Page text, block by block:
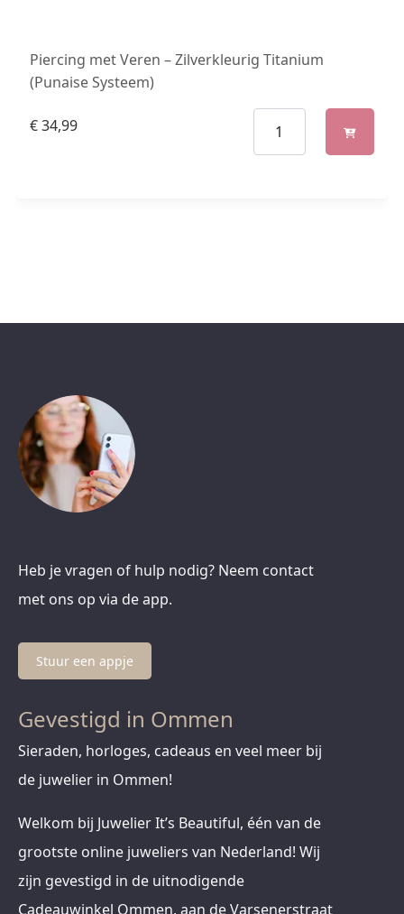
Piercing met Veren – Zilverkleurig Titanium
(Punaise Systeem)
€34,99
Heb je vragen of hulp nodig? Neem contact
met ons op via de app.
Stuur een appje
Gevestigd in Ommen
Sieraden, horloges, cadeaus en veel meer bij
de juwelier in Ommen!
Welkom bij Juwelier It’s Beautiful, één van de
grootste online juweliers van Nederland! Wij
zijn gevestigd in de uitnodigende
Cadeauwinkel Ommen, aan de Varsenerstraat